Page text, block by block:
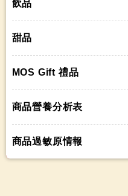
飲品
甜品
MOS Gift 禮品
商品營養分析表
商品過敏原情報